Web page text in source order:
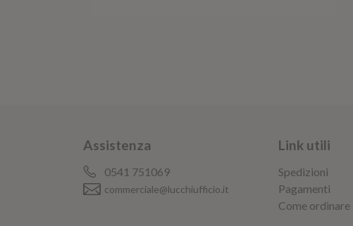
Assistenza
0541 751069
commerciale@lucchiufficio.it
Link utili
Spedizioni
Pagamenti
Come ordinare